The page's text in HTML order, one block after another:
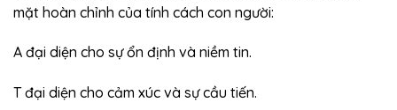
mặt hoàn chỉnh của tính cách con người:
A đại diện cho sự ổn định và niềm tin.
T đại diện cho cảm xúc và sự cầu tiến.